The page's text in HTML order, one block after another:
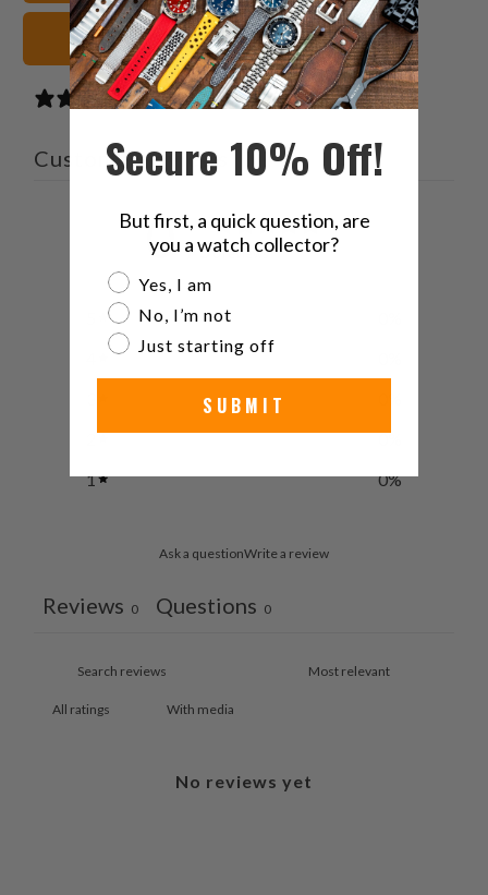
سوداء أشرطة الساعات
0 reviews
Customer reviews
0 / 50 reviews
0%
1
0%
Ask a questionWrite a review
Reviews 0 Questions 0
With media
No reviews yet
Secure 10% Off!
But first, a quick question, are
you a watch collector?
Are you a watch collector?
Yes, I am
No, I’m not
Just starting off
SUBMIT